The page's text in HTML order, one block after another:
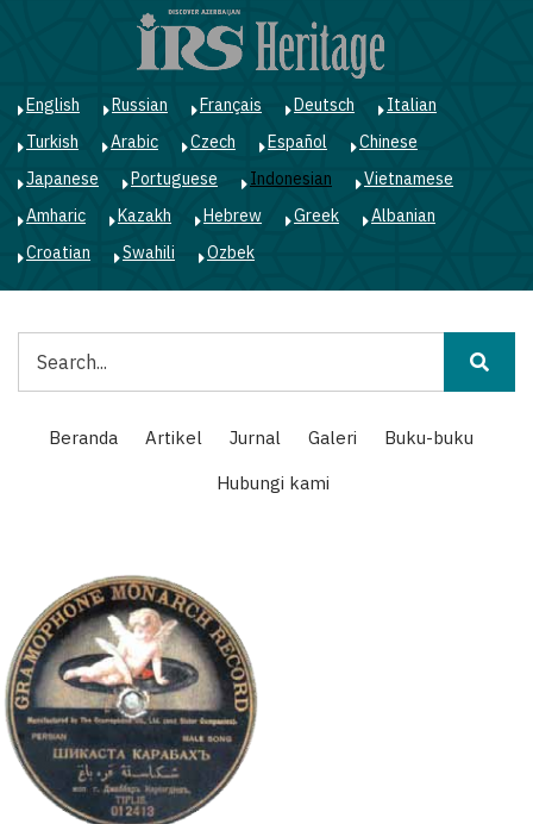
English Russian Français Deutsch
Italian
Turkish
Arabic Czech Español
Chinese
Japanese
Portuguese Indonesian
Vietnamese
Amharic
Kazakh Hebrew Greek
Albanian
Croatian
Swahili Ozbek
Main
navigation
Beranda Artikel Jurnal Galeri
Buku-buku
Hubungi kami